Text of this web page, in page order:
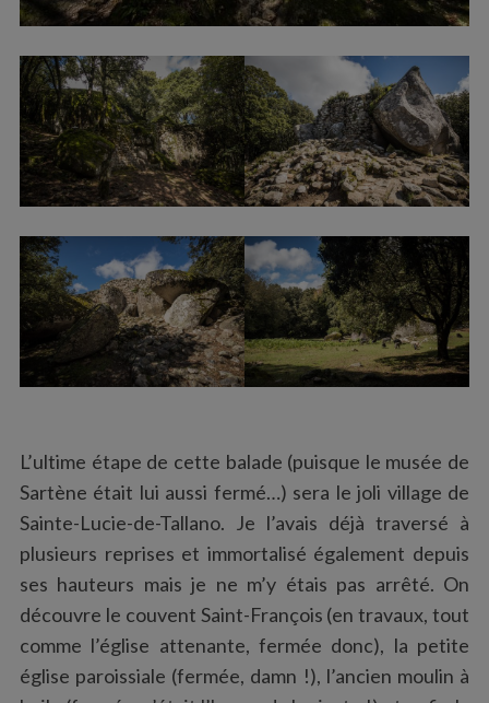
L’ultime étape de cette balade (puisque le musée de
Sartène était lui aussi fermé…) sera le joli village de
Sainte-Lucie-de-Tallano. Je l’avais déjà traversé à
plusieurs reprises et immortalisé également depuis
ses hauteurs mais je ne m’y étais pas arrêté. On
découvre le couvent Saint-François (en travaux, tout
comme l’église attenante, fermée donc), la petite
église paroissiale (fermée, damn !), l’ancien moulin à